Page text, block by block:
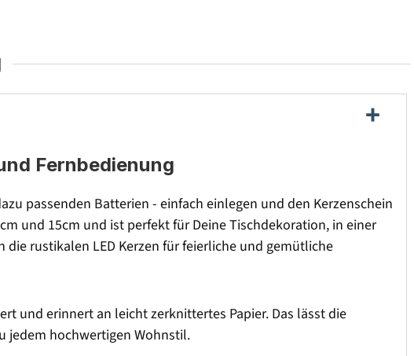
Fernbedienung
passenden Batterien - einfach einlegen und den Kerzenschein
und 15cm und ist perfekt für Deine Tischdekoration, in einer
rustikalen LED Kerzen für feierliche und gemütliche
und erinnert an leicht zerknittertes Papier. Das lässt die
jedem hochwertigen Wohnstil.